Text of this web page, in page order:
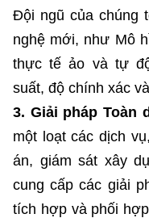
Đội ngũ của chúng
nghệ mới, như Mô
thực tế ảo và tự
suất, độ chính xác
3. Giải pháp Toàn
một loạt các dịch
án, giám sát xây
cung cấp các giải
tích hợp và phối